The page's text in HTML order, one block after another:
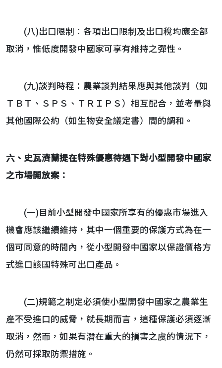
(八)出口限制：各項出口限制及出口稅均應全部
取消，惟低度開發中國家可享有維持之彈性。
(九)談判時程：農業談判結果應與其他談判（如
ＴＢＴ、ＳＰＳ、ＴＲＩＰＳ）相互配合，並考量與
其他國際公約（如生物安全議定書）間的調和。
六、史瓦濟蘭提在特殊優惠待遇下對小型開發中國家
之市場開放案：
(一)目前小型開發中國家所享有的優惠市場進入
機會應該繼續維持，其中一個重要的保護方式為在一
個可同意的時間內，從小型開發中國家以保證價格方
式進口該國特殊可出口產品。
(二)規範之制定必須使小型開發中國家之農業生
產不受進口的威脅，就長期而言，這種保護必須逐漸
取消，然而，如果有潛在重大的損害之虞的情況下，
仍然可採取防禦措施。